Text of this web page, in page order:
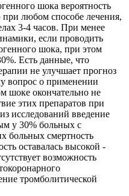
шока вероятность
любом способе лечения,
3-4 часов. При менее
если проводить
шока, при этом
Есть данные, что
не улучшает прогноз
вопрос о применении
шоке окончательно не
этих препаратов при
исследований введение
у 30% больных с
больных смертность
оставалась высокой -
возможность
тромболитической